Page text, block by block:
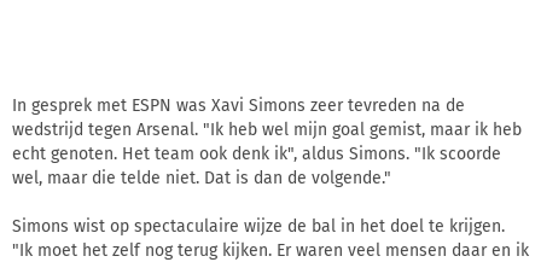
In gesprek met ESPN was Xavi Simons zeer tevreden na de
wedstrijd tegen Arsenal. "Ik heb wel mijn goal gemist, maar ik heb
echt genoten. Het team ook denk ik", aldus Simons. "Ik scoorde
wel, maar die telde niet. Dat is dan de volgende."
Simons wist op spectaculaire wijze de bal in het doel te krijgen.
"Ik moet het zelf nog terug kijken. Er waren veel mensen daar en ik